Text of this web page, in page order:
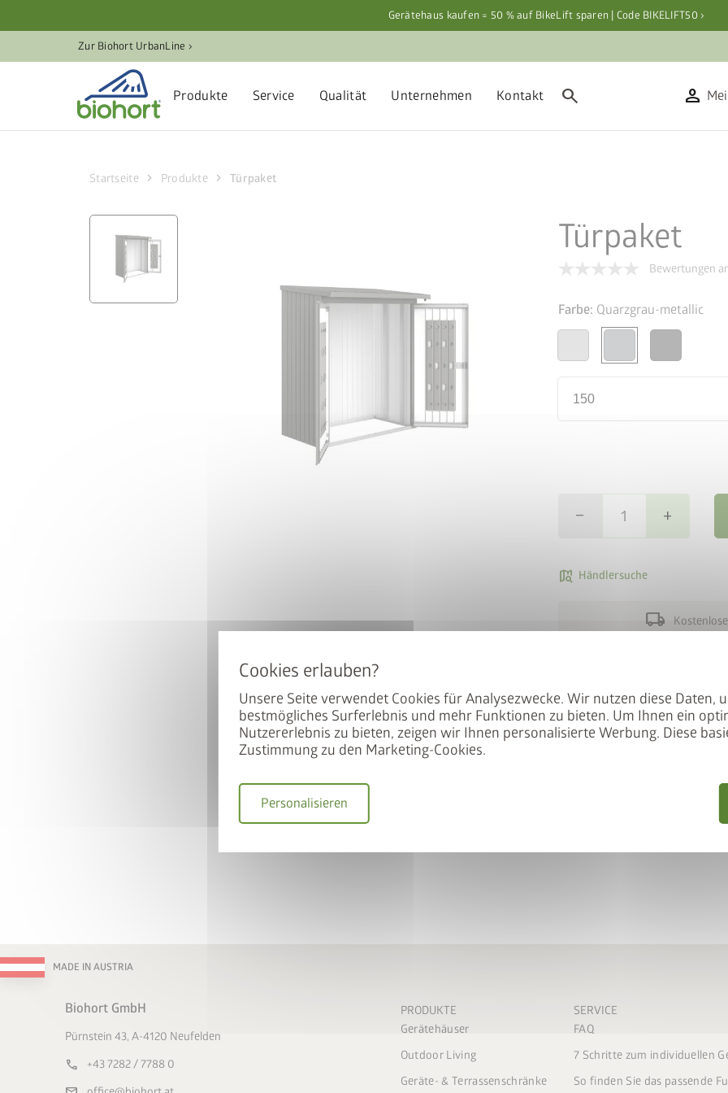
Unsere Seite verwendet Cookies für Analysezwecke. Wir nutzen diese Daten,
bestmögliches Surferlebnis und mehr Funktionen zu bieten. Um Ihnen ein
Nutzererlebnis zu bieten, zeigen wir Ihnen personalisierte Werbung. Diese
Zustimmung zu den Marketing-Cookies.
Personalisieren
Gerätehaus kaufen = 50 % auf BikeLift sparen | Code BIKELIFT50 ›
Zur Biohort UrbanLine ›
Produkte Service Qualität Unternehmen Kontakt search person
Startseite chevron_right Produkte chevron_right Türpaket
Türpaket
Bewertungen
Farbe: Quarzgrau-metallic
150
remove add
map_search Händlersuche
local_shipping
Das Woodstock Türpaket
schützt Ihr Kaminholz vor
um das auch nachträglich
Woodstock ebenso gut als
Blumentöpfe und Co.
Türinnenseite schafft
MADE IN AUSTRIA
Biohort GmbH
Pürnstein 43, A-4120 Neufelden
call +43 7282 / 7788 0
PRODUKTE
Gerätehäuser
Outdoor Living
Geräte- & Terrassenschränke
SERVICE
FAQ
7 Schritte zum individuellen
So finden Sie das passende
Hoch mit dem Bike. Runter mit dem Preis: Der BikeLift
ist beim Kauf eines passenden Biohort Gerätehauses
zum halben Preis erhältlich.
So nutzen Sie unser Angebot